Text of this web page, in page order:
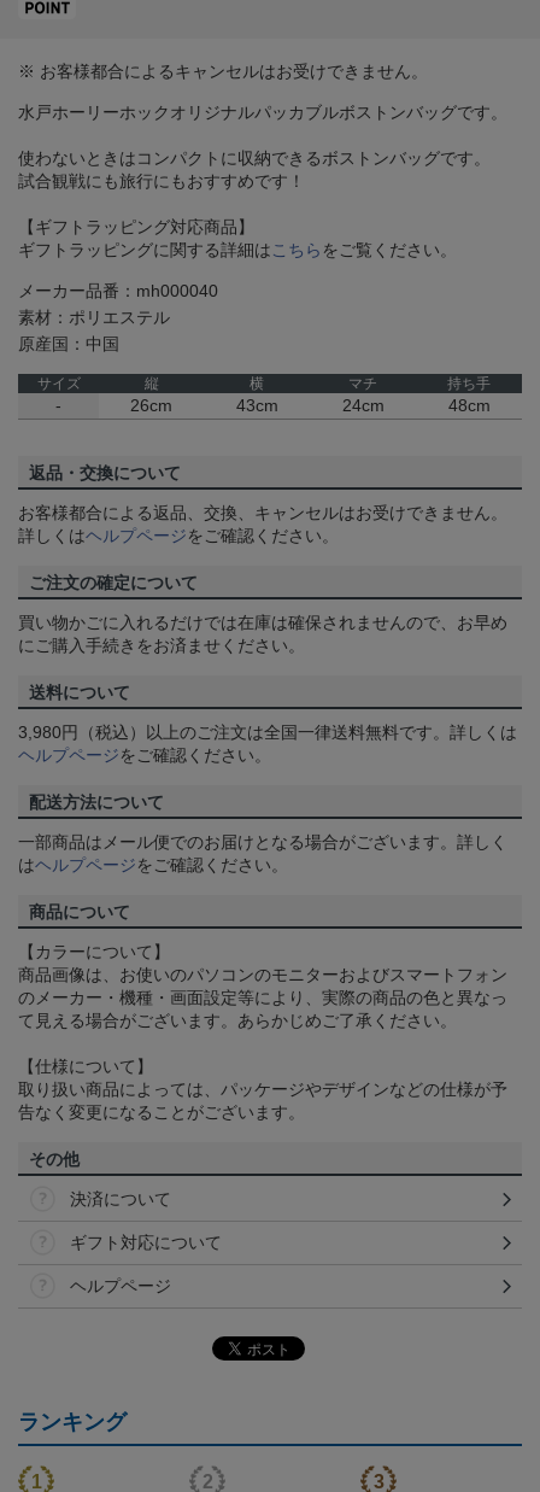
※ お客様都合によるキャンセルはお受けできません。
水戸ホーリーホックオリジナルパッカブルボストンバッグです。
使わないときはコンパクトに収納できるボストンバッグです。
試合観戦にも旅行にもおすすめです！
【ギフトラッピング対応商品】
ギフトラッピングに関する詳細は こちら をご覧ください。
メーカー品番：mh000040
素材：ポリエステル
原産国：中国
サイズ 縦 横 マチ 持ち手
- 26cm 43cm 24cm 48cm
返品・交換について
お客様都合による返品、交換、キャンセルはお受けできません。
詳しくはヘルプページをご確認ください。
ご注文の確定について
買い物かごに入れるだけでは在庫は確保されませんので、お早め
にご購入手続きをお済ませください。
送料について
3,980円（税込）以上のご注文は全国一律送料無料です。詳しくは
ヘルプページをご確認ください。
配送方法について
一部商品はメール便でのお届けとなる場合がございます。詳しく
はヘルプページをご確認ください。
商品について
【カラーについて】
商品画像は、お使いのパソコンのモニターおよびスマートフォン
のメーカー・機種・画面設定等により、実際の商品の色と異なっ
て見える場合がございます。あらかじめご了承ください。
【仕様について】
取り扱い商品によっては、パッケージやデザインなどの仕様が予
告なく変更になることがございます。
その他
決済について
ギフト対応について
ヘルプページ
ランキング